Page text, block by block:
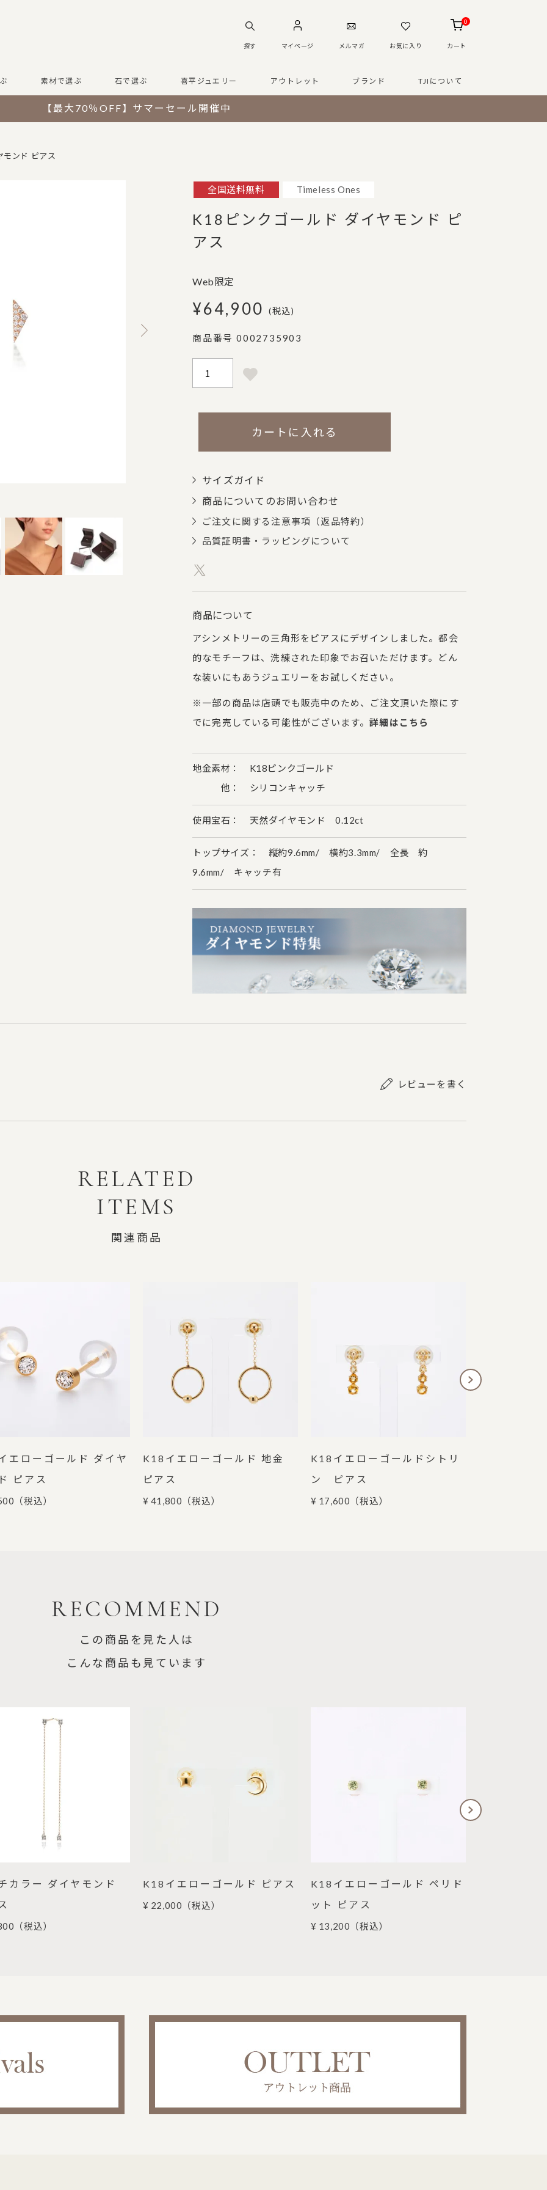
探す マイページ メルマガ お気に入り
0
カート
素材で選ぶ 石で選ぶ 喜平ジュエリー アウトレット ブランド TJIについて
【最大70％OFF】サマーセール開催中
ンド ピアス
全国送料無料 Timeless Ones
K18ピンクゴールド ダイヤモンド ピ
アス
Web限定
¥64,900 税込
商品番号 0002735903
カートに入れる
サイズガイド
商品についてのお問い合わせ
ご注文に関する注意事項（返品特約）
品質証明書・ラッピングについて
商品について
アシンメトリーの三角形をピアスにデザインしました。都会
的なモチーフは、洗練された印象でお召いただけます。どん
な装いにもあうジュエリーをお試しください。
※一部の商品は店頭でも販売中のため、ご注文頂いた際にす
でに完売している可能性がございます。詳細はこちら
地金素材： K18ピンクゴールド
他： シリコンキャッチ
使用宝石： 天然ダイヤモンド 0.12ct
トップサイズ： 縦約9.6mm/ 横約3.3mm/ 全長 約
9.6mm/ キャッチ有
レビューを書く
RELATED
ITEMS
関連商品
エローゴールド ダイヤ
ピアス
（税込）
K18イエローゴールド 地金
ピアス
¥ 41,800 （税込）
K18イエローゴールドシトリ
ン ピアス
¥ 17,600 （税込）
RECOMMEND
この商品を見た人は
こんな商品も見ています
カラー ダイヤモンド
（税込）
K18イエローゴールド ピアス
¥ 22,000 （税込）
K18イエローゴールド ペリド
ット ピアス
¥ 13,200 （税込）